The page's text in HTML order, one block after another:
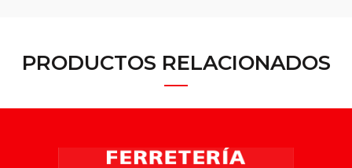
PRODUCTOS RELACIONADOS